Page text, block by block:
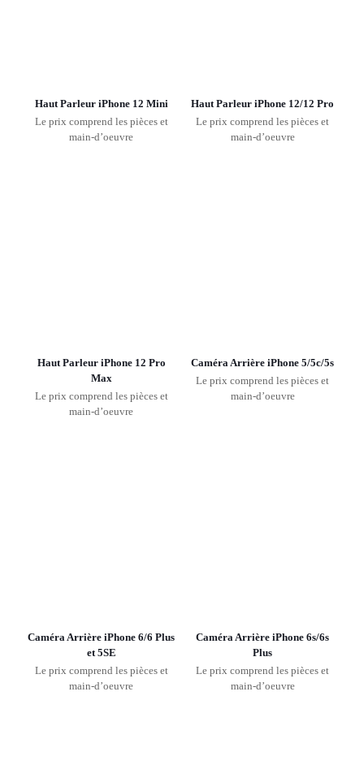
Haut Parleur iPhone 12 Mini
Le prix comprend les pièces et
main-d’oeuvre
Haut Parleur iPhone 12/12 Pro
Le prix comprend les pièces et
main-d’oeuvre
Haut Parleur iPhone 12 Pro
Max
Le prix comprend les pièces et
main-d’oeuvre
Caméra Arrière iPhone 5/5c/5s
Le prix comprend les pièces et
main-d’oeuvre
Caméra Arrière iPhone 6/6 Plus
et 5SE
Le prix comprend les pièces et
main-d’oeuvre
Caméra Arrière iPhone 6s/6s
Plus
Le prix comprend les pièces et
main-d’oeuvre